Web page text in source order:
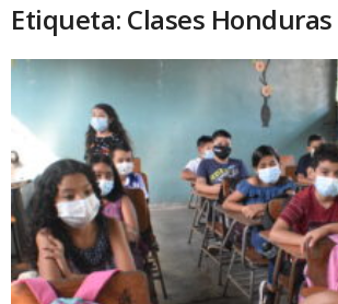
Etiqueta: Clases Honduras